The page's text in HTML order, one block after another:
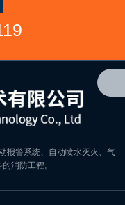
报警系统、自动喷水灭火、气
消防工程。